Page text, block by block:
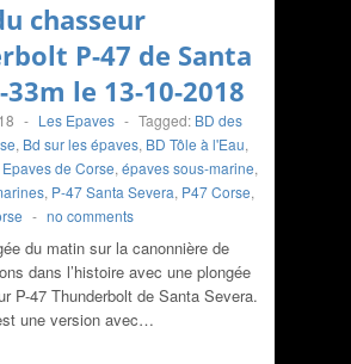
chasseur
P-47 de Santa
33m le 13-10-2018
- Les Epaves - Tagged: BD des
, Bd sur les épaves, BD Tôle à l'Eau,
Epaves de Corse, épaves sous-marine,
, P-47 Santa Severa, P47 Corse,
- no comments
du matin sur la canonnière de
dans l’histoire avec une plongée
P-47 Thunderbolt de Santa Severa.
une version avec…